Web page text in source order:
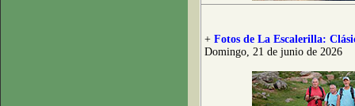
+ Fotos de La Escalerilla:
Domingo, 21 de junio de 2026